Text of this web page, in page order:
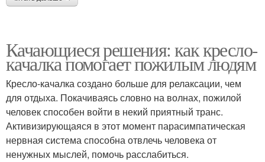
Качающиеся решения: как кресло-
качалка помогает пожилым людям
Кресло-качалка создано больше для релаксации, чем
для отдыха. Покачиваясь словно на волнах, пожилой
человек способен войти в некий приятный транс.
Активизирующаяся в этот момент парасимпатическая
нервная система способна отвлечь человека от
ненужных мыслей, помочь расслабиться.